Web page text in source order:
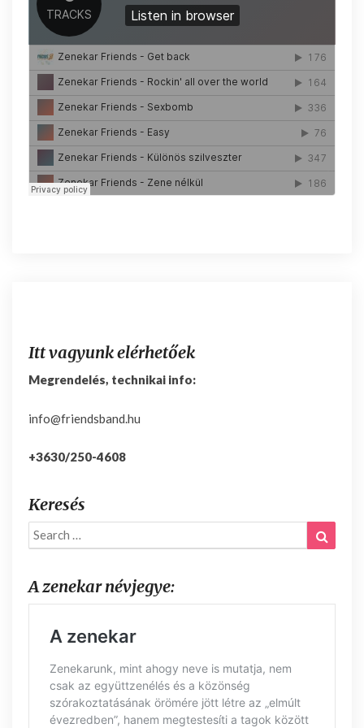
Itt vagyunk elérhetőek
Megrendelés, technikai info:
info@friendsband.hu
+3630/250-4608
Keresés
Search
for:
A zenekar névjegye: